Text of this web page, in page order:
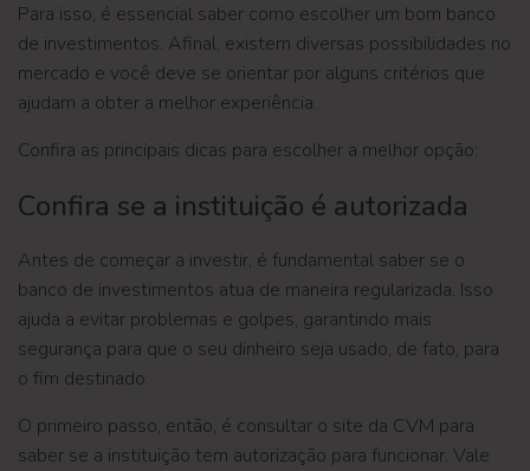
Para isso, é essencial saber como escolher um bom banco
de investimentos. Afinal, existem diversas possibilidades no
mercado e você deve se orientar por alguns critérios que
ajudam a obter a melhor experiência.
Confira as principais dicas para escolher a melhor opção:
Confira se a instituição é autorizada
Antes de começar a investir, é fundamental saber se o
banco de investimentos atua de maneira regularizada. Isso
ajuda a evitar problemas e golpes, garantindo mais
segurança para que o seu dinheiro seja usado, de fato, para
o fim destinado.
O primeiro passo, então, é consultar o site da CVM para
saber se a instituição tem autorização para funcionar. Vale